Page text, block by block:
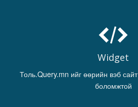
Widget
Толь.Query.mn ийг өөрийн вэб
боломжтой